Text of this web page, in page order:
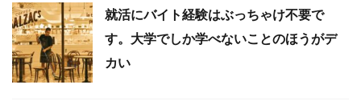
就活にバイト経験はぶっちゃけ不要で
す。大学でしか学べないことのほうがデ
カい